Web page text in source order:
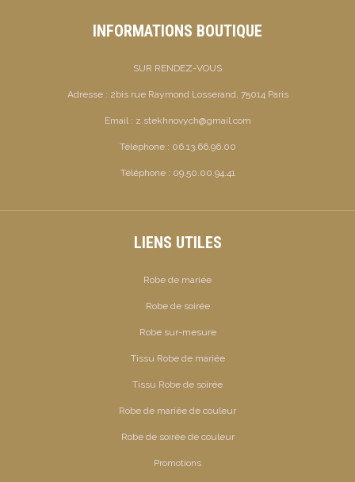
INFORMATIONS BOUTIQUE
SUR RENDEZ-VOUS
Adresse : 2bis rue Raymond Losserand, 75014 Paris
Email : z.stekhnovych@gmail.com
Téléphone : 06.13.66.96.00
Téléphone : 09.50.00.94.41
LIENS UTILES
Robe de mariée
Robe de soirée
Robe sur-mesure
Tissu Robe de mariée
Tissu Robe de soirée
Robe de mariée de couleur
Robe de soirée de couleur
Promotions